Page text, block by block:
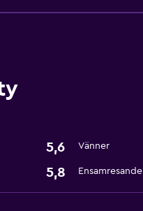
5,6 Vänner
5,8 Ensamresande